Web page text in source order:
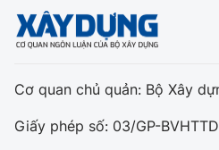
Cơ quan chủ quản: Bộ Xây
Giấy phép số: 03/GP-